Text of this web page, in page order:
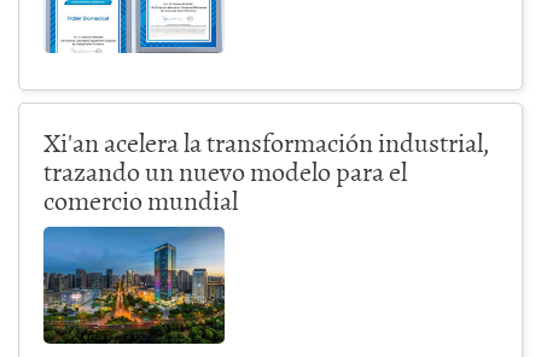
Xi'an acelera la transformación industrial,
trazando un nuevo modelo para el
comercio mundial